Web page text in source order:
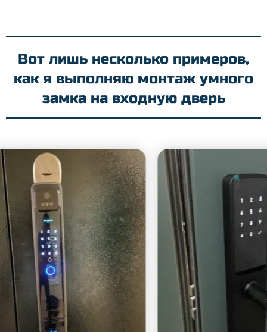
Вот лишь несколько примеров,
как я выполняю монтаж умного
замка на входную дверь